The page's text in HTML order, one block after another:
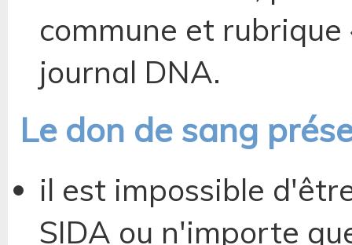
commune et rubrique
journal DNA.
Le don de sang
il est impossible
SIDA ou n'importe